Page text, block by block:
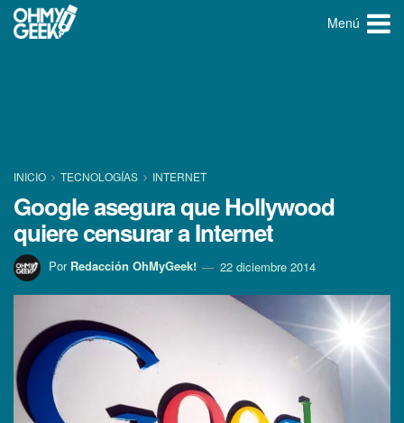
Menú
INICIO TECNOLOGÍ­AS INTERNET
Google asegura que Hollywood
quiere censurar a Internet
Por Redacción OhMyGeek! 22 diciembre 2014